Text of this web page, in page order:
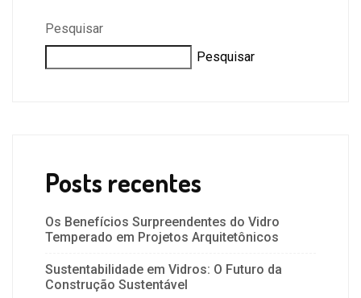
Pesquisar
Pesquisar
Posts recentes
Os Benefícios Surpreendentes do Vidro
Temperado em Projetos Arquitetônicos
Sustentabilidade em Vidros: O Futuro da
Construção Sustentável